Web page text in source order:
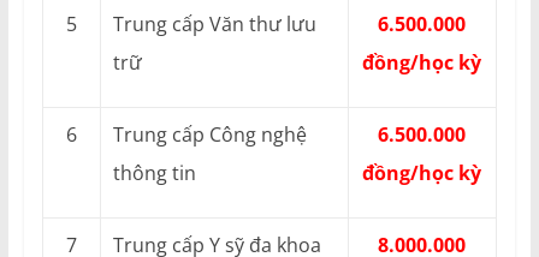
5
Trung cấp Văn thư lưu
trữ
6.500.000
đồng/học kỳ
6
Trung cấp Công nghệ
thông tin
6.500.000
đồng/học kỳ
7 Trung cấp Y sỹ đa khoa
8.000.000